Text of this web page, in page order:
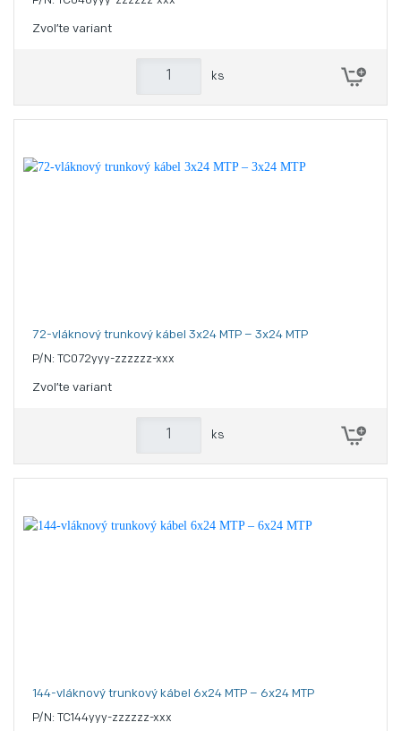
Zvoľte variant
ks
72-vláknový trunkový kábel 3x24 MTP – 3x24 MTP
P/N: TC072yyy-zzzzzz-xxx
Zvoľte variant
ks
144-vláknový trunkový kábel 6x24 MTP – 6x24 MTP
P/N: TC144yyy-zzzzzz-xxx